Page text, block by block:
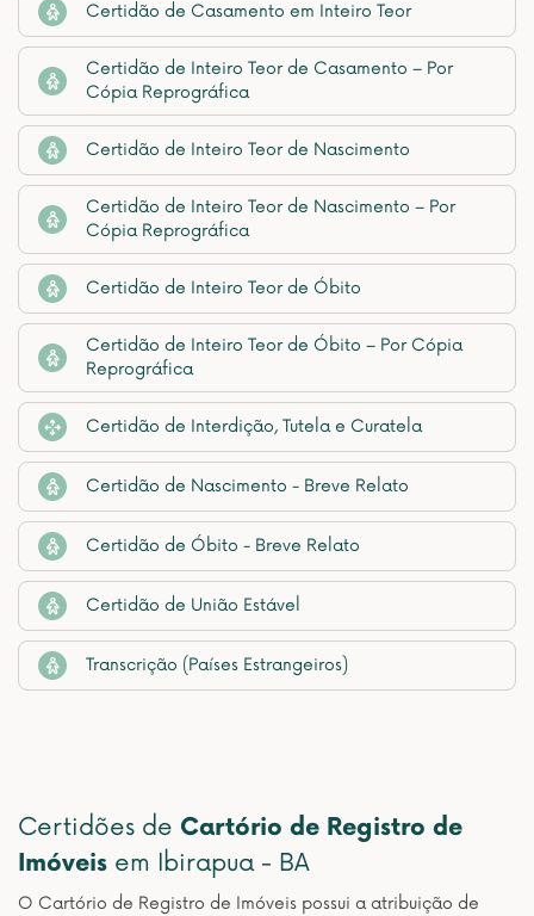
Certidão de Casamento em Inteiro Teor
Certidão de Inteiro Teor de Casamento – Por
Cópia Reprográfica
Certidão de Inteiro Teor de Nascimento
Certidão de Inteiro Teor de Nascimento – Por
Cópia Reprográfica
Certidão de Inteiro Teor de Óbito
Certidão de Inteiro Teor de Óbito – Por Cópia
Reprográfica
Certidão de Interdição, Tutela e Curatela
Certidão de Nascimento - Breve Relato
Certidão de Óbito - Breve Relato
Certidão de União Estável
Transcrição (Países Estrangeiros)
Certidões de Cartório de Registro de
Imóveis em Ibirapua - BA
O Cartório de Registro de Imóveis possui a atribuição de